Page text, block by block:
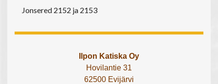
Jonsered 2152 ja 2153
Ilpon Katiska Oy
Hovilantie 31
62500 Evijärvi